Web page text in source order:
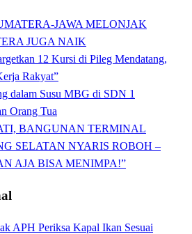
JAWA MELONJAK
JUGA NAIK
12 Kursi di Pileg Mendatang,
Rakyat”
dalam Susu MBG di SDN 1
Orang Tua
BANGUNAN TERMINAL
SELATAN NYARIS ROBOH –
AJA BISA MENIMPA!”
APH Periksa Kapal Ikan Sesuai